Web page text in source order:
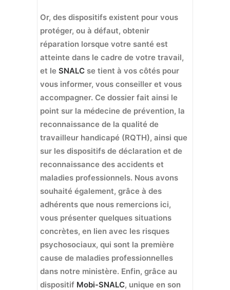
Or, des dispositifs existent pour vous
protéger, ou à défaut, obtenir
réparation lorsque votre santé est
atteinte dans le cadre de votre travail,
et le SNALC se tient à vos côtés pour
vous informer, vous conseiller et vous
accompagner. Ce dossier fait ainsi le
point sur la médecine de prévention, la
reconnaissance de la qualité de
travailleur handicapé (RQTH), ainsi que
sur les dispositifs de déclaration et de
reconnaissance des accidents et
maladies professionnels. Nous avons
souhaité également, grâce à des
adhérents que nous remercions ici,
vous présenter quelques situations
concrètes, en lien avec les risques
psychosociaux, qui sont la première
cause de maladies professionnelles
dans notre ministère. Enfin, grâce au
dispositif Mobi-SNALC, unique en son